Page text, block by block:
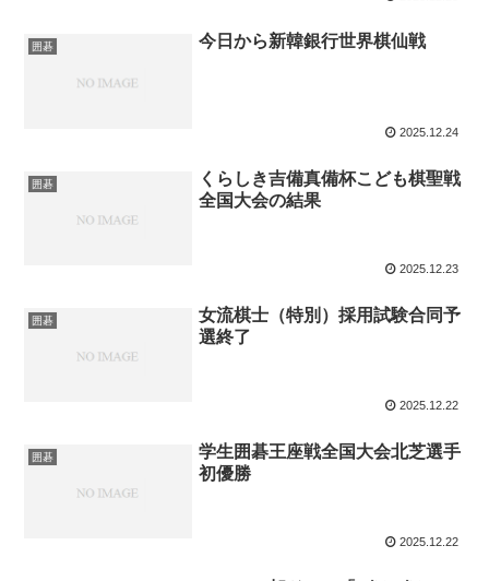
囲碁 今日から新韓銀行世界棋仙戦
2025.12.24
囲碁
くらしき吉備真備杯こども棋聖戦
全国大会の結果
2025.12.23
囲碁
女流棋士（特別）採用試験合同予
選終了
2025.12.22
囲碁
学生囲碁王座戦全国大会北芝選手
初優勝
2025.12.22